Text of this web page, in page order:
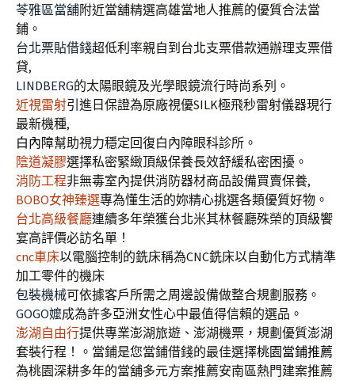
苓雅區當舖附近當舖精選高雄當地人推薦的優質合法當
鋪。
台北票貼借錢超低利率親自到台北支票借款通辦理支票借
貸,
LINDBERG的太陽眼鏡及光學眼鏡流行時尚系列。
近視雷射引進日保證為原廠視優SILK極飛秒雷射儀器現行
最新機種,
白內障幫助視力穩定回復白內障眼科診所。
陰道凝膠選擇私密緊緻頂級保養長效舒緩私密困擾。
消防工程非無毒室內提供消防器材商品設備買賣保養,
BOBO女神臻選專為懂生活的妳精心挑選各類優質好物。
台北高級餐廳連續多年榮獲台北米其林餐廳殊榮的頂級饗
宴高評價必訪名單！
cnc車床以電腦控制的銑床稱為CNC銑床以自動化方式精準
加工零件的機床
包裝機械可依據客戶所需之周邊設備做整合規劃服務。
GOGO嬤成為許多亞洲女性心中最值得信賴的選品。
澎湖自由行提供專業澎湖旅遊、澎湖機票，規劃優質澎湖
套裝行程！。當鋪是您當鋪借錢的最佳選擇桃園當鋪推薦
為桃園深耕多年的當舖多元方案推薦安南區熱門建案推薦